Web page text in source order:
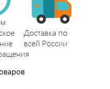
Доставка по
всей России